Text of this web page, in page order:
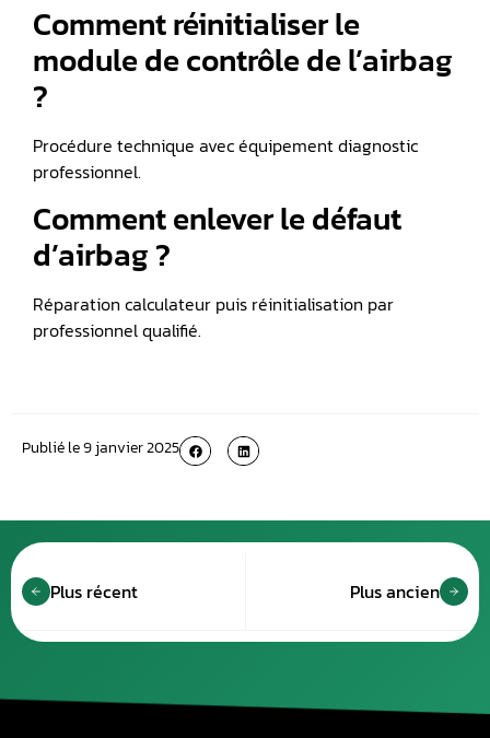
Comment réinitialiser le
module de contrôle de l’airbag
?
Procédure technique avec équipement diagnostic
professionnel.
Comment enlever le défaut
d’airbag ?
Réparation calculateur puis réinitialisation par
professionnel qualifié.
Publié le9 janvier 2025
Plus récent Plus ancien